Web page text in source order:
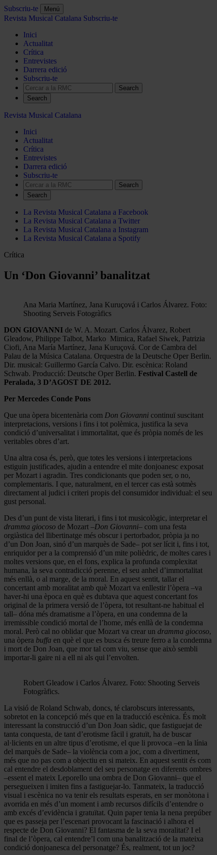
Subscriu-te Menú
Revista Musical Catalana Subscriu-te
Inici
Actualitat
Crítica
Entrevistes
Darrera edició
Subscriu-te
Search
Revista Musical Catalana
Inici
Actualitat
Crítica
Entrevistes
Darrera edició
Subscriu-te
Search
La Revista Musical Catalana a Facebook
La Revista Musical Catalana a Twitter
La Revista Musical Catalana a Instagram
La Revista Musical Catalana a Spotify
Crítica
Un ‘Don Giovanni’ banalitzat
Ana Maria Martínez, Jana Kuruçová i Carlos Álvarez. Foto:
Shooting Serveis Fotogràfics
DON GIOVANNI de W. A. Mozart. Carlos Álvarez, Robert
Gleadow, Philippe Talbot, Marko Mimica, Rafael Siwek, Patrizia
Ciofi, Ana María Martínez, Jana Kuruçová. Cor de Cambra del
Palau de la Música Catalana. Orquestra de la Deutsche Oper Berlin.
Dir. musical: Guillermo García Calvo. Dir. escènica: Roland
Schwab. Producció: Deutsche Oper Berlin. Festival Castell de
Peralada, 3 D’AGOST DE 2012.
Per Mercedes Conde Pons
Que una òpera bicentenària com Don Giovanni continuï suscitant
interpretacions, versions i fins i tot polèmica, justifica la seva
condició d’universalitat i immortalitat, que és pròpia només de les
veritables obres d’art.
Una altra cosa és, però, que totes les versions i interpretacions
estiguin justificades, ajudin a entendre el mite donjoanesc exposat
per Mozart i agradin. Tres condicionants que poden ser, o no,
complementaris. I que, naturalment, en el tercer cas està sotmès
directament al judici i criteri propis del consumidor individual: el seu
gust personal.
Des d’un punt de vista literari, i fins i tot musicològic, interpretar el
dramma giocoso de Mozart –Don Giovanni– com una festa
orgiàstica del llibertinatge més obscur i pertorbador, pròpia ja no
d’un Don Joan, sinó d’un marquès de Sade– pot ser lícit i, fins i tot,
enriquidor per a la comprensió d’un mite polièdric, de moltes cares i
moltes versions que, en el fons, explica la profunda complexitat
humana, la seva contradicció perenne, el seu anhel d’immortalitat
més enllà, o al marge, de la moral. En aquest sentit, tallar el
concertant amb moralitat amb què Mozart va enllestir l’òpera –va
haver-hi una època en què es dubtava que aquest concertant fos
original de la primera versió de l’òpera, tot resultant-ne habitual el
tall– dóna més dramatisme a l’òpera, en una condemna de la
irremissible condició mortal de l’home, més enllà de la condemna
moral. Però cal no oblidar que Mozart va crear un dramma giocoso,
una òpera buffa en què el que es busca és treure ferro a la condemna
i mort de Don Joan, que mor tal com viu, sense que això sembli
importar-li gaire ni a ell ni als qui l’envolten.
Robert Gleadow i Carlos Álvarez. Foto: Shooting Serveis
Fotogràfics.
La visió de Roland Schwab, doncs, té clarobscurs interessants,
sobretot en la concepció més que en la traducció escènica. És molt
interessant la construcció d’un Don Joan sàdic, que fastiguejat de
tanta conquesta, de tant d’erotisme fàcil i gratuït, ha de buscar
al·licients en un altre tipus d’erotisme, el que li provoca –en la línia
del marquès de Sade– la violència com a joc, com a divertiment,
més que no pas com a objectiu en si mateix. En aquest sentit és com
cal entendre el desdoblament del seu personatge en diferents ombres
–essent el mateix Leporello una ombra de Don Giovanni– que el
persegueixen i imiten fins a fastiguejar-lo. Tanmateix, la traducció
visual i escènica no va tenir els resultats esperats, en ser monòtona i
avorrida en més d’un moment i amb recursos difícils d’entendre o
amb excés d’evidència i gratuïtat. Quin paper tenia la nena prepúber
que es passeja per l’escenari provocant la fascinació i alhora el
respecte de Don Giovanni? El fantasma de la seva moralitat? I el
final de l’òpera, cal entendre’l com una banalització de la mateixa
condició donjoanesca del personatge? És, realment, tot un joc?